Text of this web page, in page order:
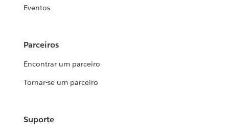
Eventos
Parceiros
Encontrar um parceiro
Tornar-se um parceiro
Suporte